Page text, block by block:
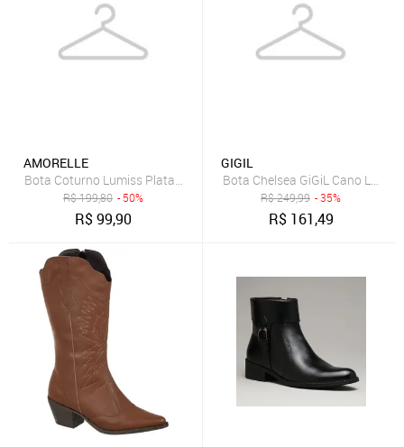
AMORELLE
Bota Coturno Lumiss Plataforma Sintético Preto Tratorado CORE
R$199,80 - 50%
R$99,90
GIGIL
Bota Chelsea GiGiL Cano
R$249,99 - 35%
R$ 161,49